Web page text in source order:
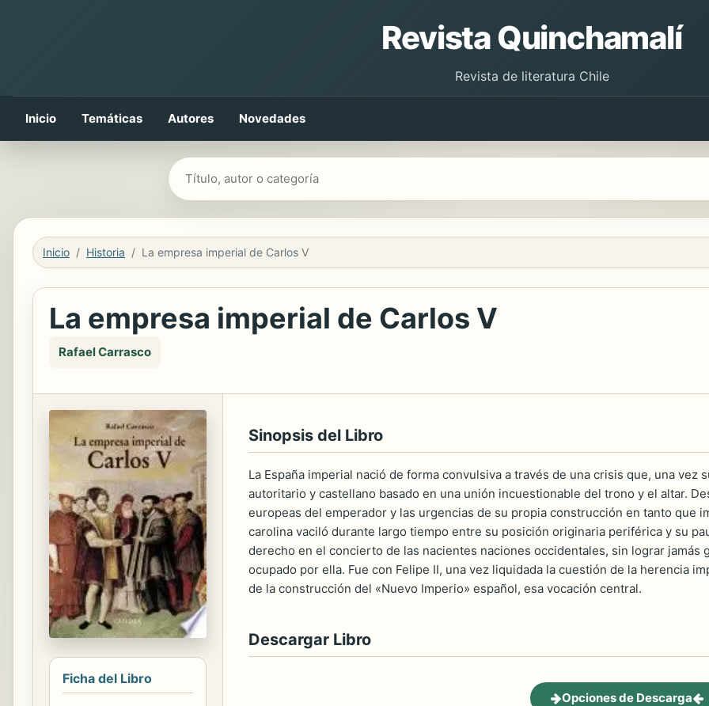
Revista Quinchamalí
Revista de literatura Chile
Inicio Temáticas Autores Novedades
Buscar libros
Inicio Historia La empresa imperial de Carlos V
La empresa imperial de Carlos V
Rafael Carrasco
Ficha del Libro
Sinopsis del Libro
La España imperial nació de forma convulsiva a través de una crisis que, una
autoritario y castellano basado en una unión incuestionable del trono y el altar.
europeas del emperador y las urgencias de su propia construcción en tanto que
carolina vaciló durante largo tiempo entre su posición originaria periférica y su
derecho en el concierto de las nacientes naciones occidentales, sin lograr jamás
ocupado por ella. Fue con Felipe II, una vez liquidada la cuestión de la herencia
de la construcción del «Nuevo Imperio» español, esa vocación central.
Descargar Libro
Opciones de Descarga